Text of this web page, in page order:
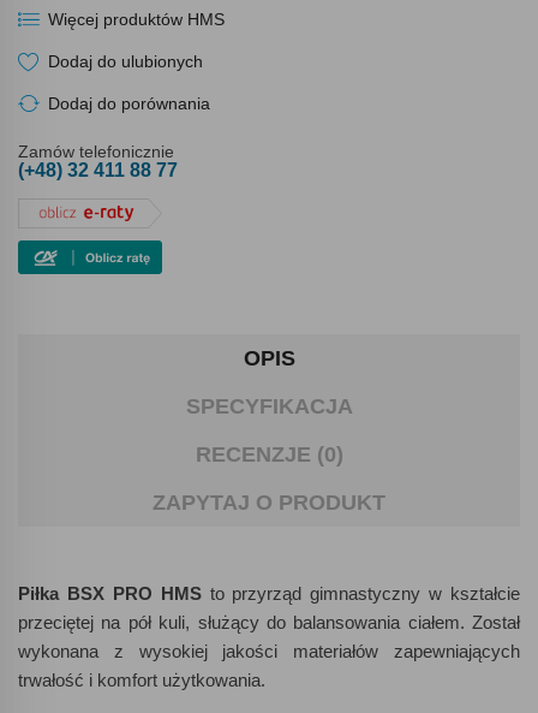
Więcej produktów HMS
Dodaj do ulubionych
Dodaj do porównania
Zamów telefonicznie
(+48) 32 411 88 77
OPIS
SPECYFIKACJA
RECENZJE (0)
ZAPYTAJ O PRODUKT
Piłka BSX PRO HMSto przyrząd gimnastyczny w kształcie
przeciętej na pół kuli, służący do balansowania ciałem. Został
wykonana z wysokiej jakości materiałów zapewniających
trwałość i komfort użytkowania.